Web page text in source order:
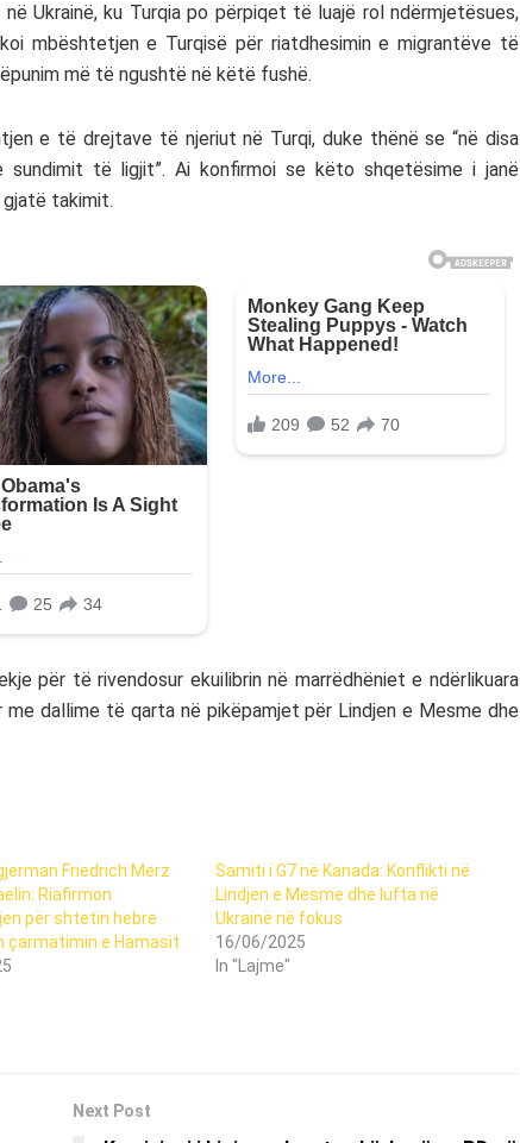
Ukrainë, ku Turqia po përpiqet të luajë rol ndërmjetësues,
mbështetjen e Turqisë për riatdhesimin e migrantëve të
më të ngushtë në këtë fushë.
e të drejtave të njeriut në Turqi, duke thënë se “në disa
të ligjit”. Ai konfirmoi se këto shqetësime i janë
takimit.
për të rivendosur ekuilibrin në marrëdhëniet e ndërlikuara
dallime të qarta në pikëpamjet për Lindjen e Mesme dhe
Friedrich Merz
Riafirmon
për shtetin hebre
çarmatimin e Hamasit
Samiti i G7 në Kanada: Konflikti në
Lindjen e Mesme dhe lufta në
Ukrainë në fokus
16/06/2025
In "Lajme"
Next Post